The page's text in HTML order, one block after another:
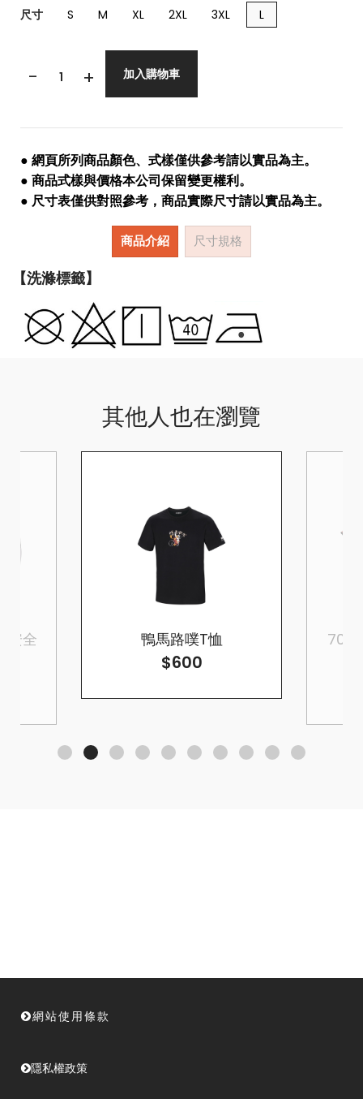
尺寸 S M XL 2XL 3XL L
- + 加入購物車
● 網頁所列商品顏色、式樣僅供參考請以實品為主。
● 商品式樣與價格本公司保留變更權利。
● 尺寸表僅供對照參考，商品實際尺寸請以實品為主。
商品介紹 尺寸規格
【洗滌標籤】
其他人也在瀏覽
安全 鴨馬路噗T恤
$600
70
網站使用條款
隱私權政策